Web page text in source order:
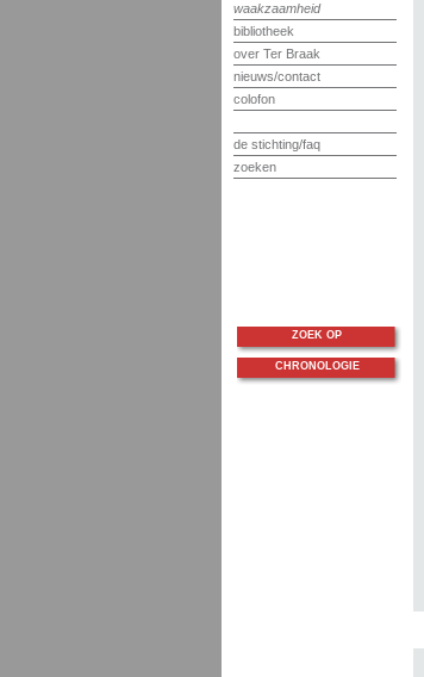
waakzaamheid
bibliotheek
over Ter Braak
nieuws/contact
colofon
de stichting/faq
zoeken
ZOEK OP
CHRONOLOGIE